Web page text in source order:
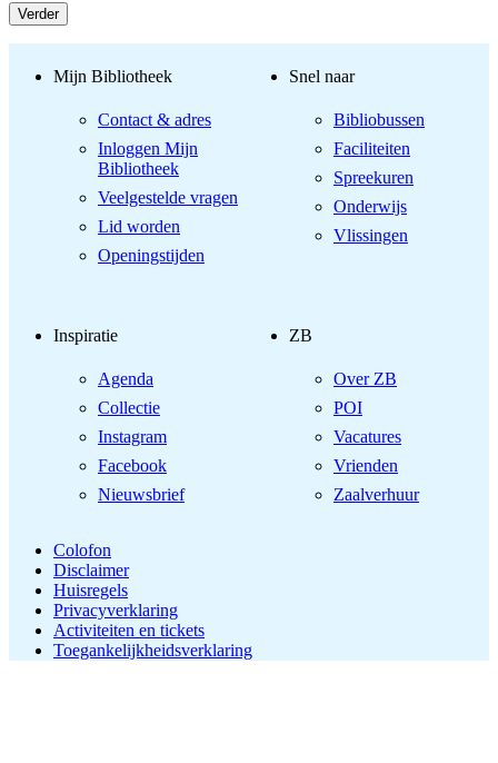
Verder
Mijn Bibliotheek
Contact & adres
Inloggen Mijn
Bibliotheek
Veelgestelde vragen
Lid worden
Openingstijden
Snel naar
Bibliobussen
Faciliteiten
Spreekuren
Onderwijs
Vlissingen
Inspiratie
Agenda
Collectie
Instagram
Facebook
Nieuwsbrief
ZB
Over ZB
POI
Vacatures
Vrienden
Zaalverhuur
Colofon
Disclaimer
Huisregels
Privacyverklaring
Activiteiten en tickets
Toegankelijkheidsverklaring